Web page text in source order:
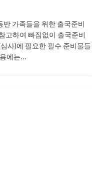
가족들을 위한 출국준비
고하여 빠짐없이 출국준비
사)에 필요한 필수 준비물들
에는…